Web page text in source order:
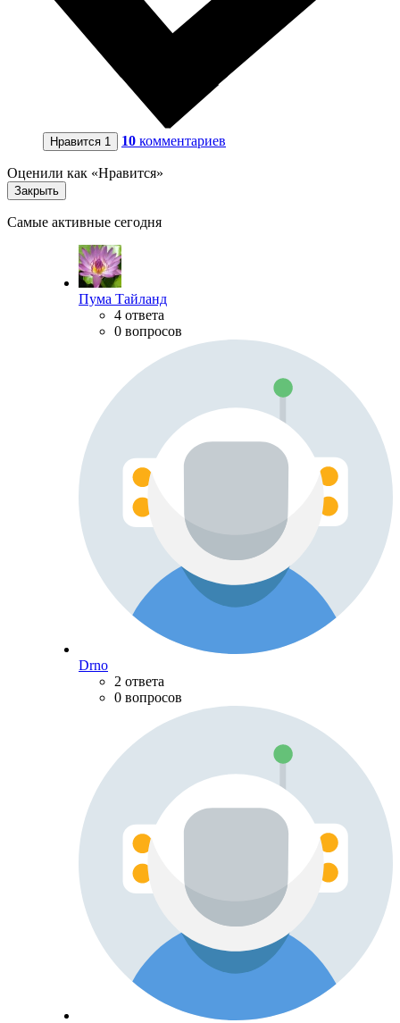
Нравится 1 10 комментариев
Оценили как «Нравится»
Закрыть
Самые активные сегодня
Пума Тайланд
4 ответа
0 вопросов
Drno
2 ответа
0 вопросов